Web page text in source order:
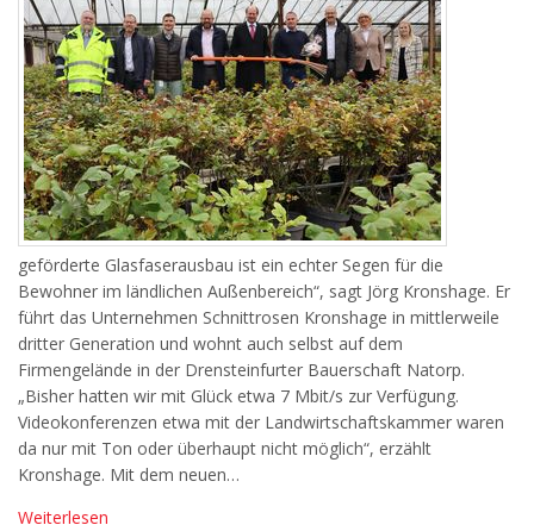
geförderte Glasfaserausbau ist ein echter Segen für die
Bewohner im ländlichen Außenbereich“, sagt Jörg Kronshage. Er
führt das Unternehmen Schnittrosen Kronshage in mittlerweile
dritter Generation und wohnt auch selbst auf dem
Firmengelände in der Drensteinfurter Bauerschaft Natorp.
„Bisher hatten wir mit Glück etwa 7 Mbit/s zur Verfügung.
Videokonferenzen etwa mit der Landwirtschaftskammer waren
da nur mit Ton oder überhaupt nicht möglich“, erzählt
Kronshage. Mit dem neuen…
Weiterlesen